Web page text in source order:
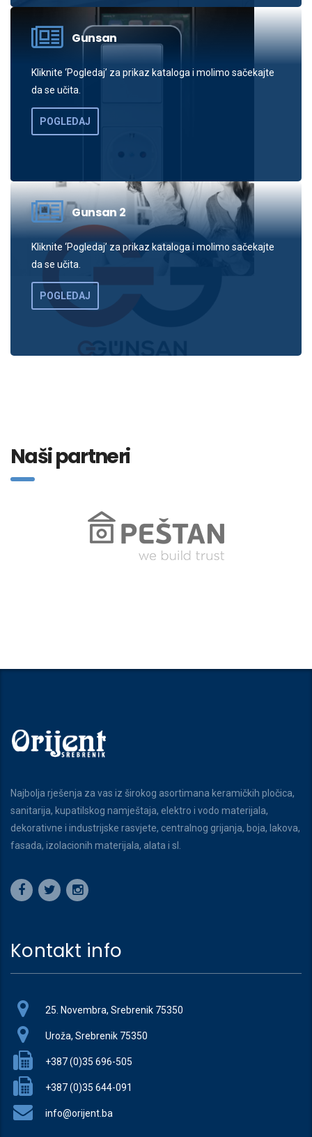
Gunsan
Kliknite ‘Pogledaj’ za prikaz kataloga i molimo sačekajte
da se učita.
POGLEDAJ
Gunsan 2
Kliknite ‘Pogledaj’ za prikaz kataloga i molimo sačekajte
da se učita.
POGLEDAJ
Naši partneri
Najbolja rješenja za vas iz širokog asortimana keramičkih pločica,
sanitarija, kupatilskog namještaja, elektro i vodo materijala,
dekorativne i industrijske rasvjete, centralnog grijanja, boja, lakova,
fasada, izolacionih materijala, alata i sl.
Kontakt info
25. Novembra, Srebrenik 75350
Uroža, Srebrenik 75350
+387 (0)35 696-505
+387 (0)35 644-091
info@orijent.ba